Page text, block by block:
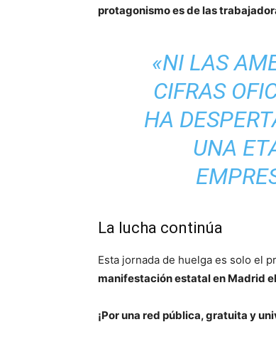
protagonismo es de las
«NI LAS
CIFRAS
HA
UNA
La lucha continúa
Esta jornada de huelga es solo el
manifestación estatal en Madrid
¡Por una red pública, gratuita y